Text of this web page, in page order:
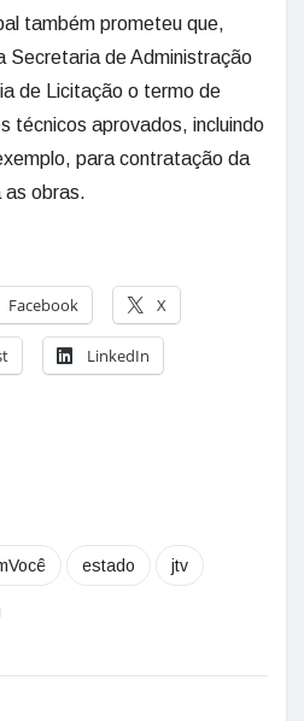
também prometeu que,
Secretaria de Administração
de Licitação o termo de
técnicos aprovados, incluindo
para contratação da
as obras.
Facebook X
LinkedIn
estado jtv